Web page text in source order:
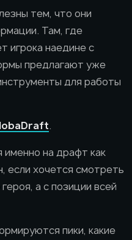
тем, что они
Там, где
игрока наедине с
предлагают уже
для работы
.
на драфт как
если хочется смотреть
а с позиции всей
пики, какие